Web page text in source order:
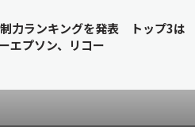
力ランキングを発表 トップ3は
エプソン、リコー